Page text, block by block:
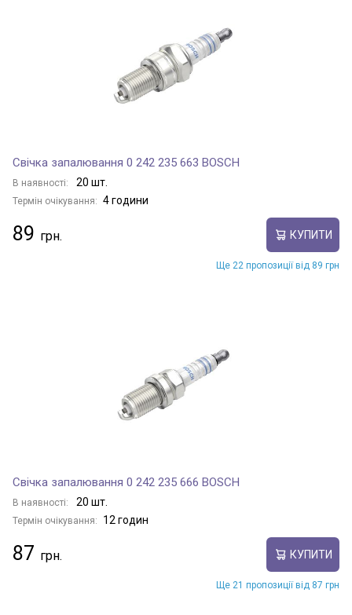
Свічка запалювання 0 242 235 663 BOSCH
В наявності: 20 шт.
Термін очікування: 4 години
89 КУПИТИ
Ще 22 пропозиції від 89 грн
Свічка запалювання 0 242 235 666 BOSCH
В наявності: 20 шт.
Термін очікування: 12 годин
87 КУПИТИ
Ще 21 пропозиції від 87 грн